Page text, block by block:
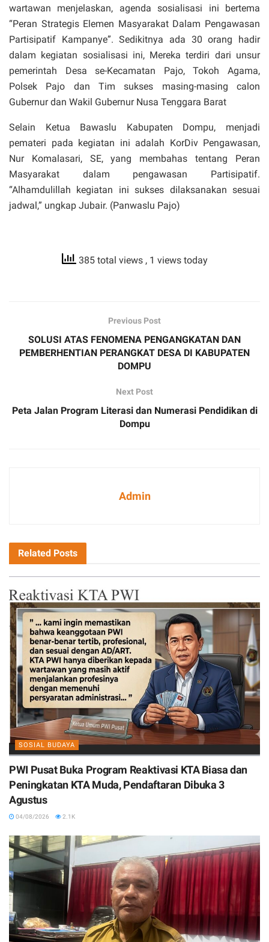
wartawan menjelaskan, agenda sosialisasi ini bertema
“Peran Strategis Elemen Masyarakat Dalam Pengawasan
Partisipatif Kampanye”. Sedikitnya ada 30 orang hadir
dalam kegiatan sosialisasi ini, Mereka terdiri dari unsur
pemerintah Desa se-Kecamatan Pajo, Tokoh Agama,
Polsek Pajo dan Tim sukses masing-masing calon
Gubernur dan Wakil Gubernur Nusa Tenggara Barat
Selain Ketua Bawaslu Kabupaten Dompu, menjadi
pemateri pada kegiatan ini adalah KorDiv Pengawasan,
Nur Komalasari, SE, yang membahas tentang Peran
Masyarakat dalam pengawasan Partisipatif.
“Alhamdulillah kegiatan ini sukses dilaksanakan sesuai
jadwal,” ungkap Jubair. (Panwaslu Pajo)
385 total views , 1 views today
Previous Post
SOLUSI ATAS FENOMENA PENGANGKATAN DAN
PEMBERHENTIAN PERANGKAT DESA DI KABUPATEN
DOMPU
Next Post
Peta Jalan Program Literasi dan Numerasi Pendidikan di
Dompu
Admin
Related Posts
SOSIAL BUDAYA
PWI Pusat Buka Program Reaktivasi KTA Biasa dan
Peningkatan KTA Muda, Pendaftaran Dibuka 3
Agustus
04/08/2026 2.1K